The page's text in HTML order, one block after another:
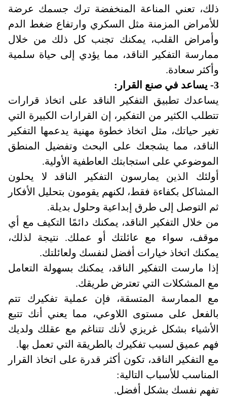
ذلك، تعني المناعة المنخفضة ترك جسمك عرضة
للأمراض المزمنة مثل السكري وارتفاع ضغط الدم
وأمراض القلب، يمكنك تجنب كل ذلك من خلال
ممارسة التفكير الناقد، مما يؤدي إلى حياة سلمية
وأكثر سعادة.
3- يساعد في صنع القرار:
يساعدك تطبيق التفكير الناقد على اتخاذ قرارات
تتطلب الكثير من التفكير، إن القرارات الكبيرة التي
تغير حياتك، مثل اتخاذ خطوة مهنية يدعمها التفكير
الناقد، مما يشجعك على البحث وتفضيل المنطق
الموضوعي على استجابتك العاطفية الأولية.
أولئك الذين يمارسون التفكير الناقد لا يحلون
المشاكل بكفاءة فقط، لكنهم يقومون بتحليل الأفكار
ثم التوصل إلى طرق إبداعية وحلول بديلة.
من خلال التفكير الناقد، يمكنك دائمًا التكيف مع أي
موقف، سواء مع عائلتك أو عملك. نتيجة لذلك،
يمكنك اتخاذ خيارات أفضل لنفسك ولعائلتك.
إذا مارست التفكير الناقد، يمكنك بسهولة التعامل
مع المشكلات التي تعترض طريقك.
مع الممارسة المتسقة، فإن عملية تفكيرك تتم
بالفعل على مستوى اللاوعي، مما يعني أنك تتبع
الأشياء بشكل غريزي لأنك تتناغم مع عقلك ولديك
فهم عميق لسبب تفكيرك بالطريقة التي تعمل بها.
مع التفكير الناقد، تكون أكثر قدرة على اتخاذ القرار
المناسب للأسباب التالية:
تفهم نفسك بشكل أفضل.